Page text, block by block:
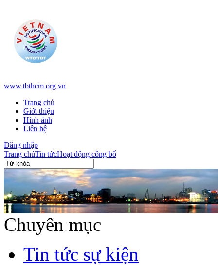
www.tbthcm.org.vn
Trang chủ
Giới thiệu
Hình ảnh
Liên hệ
Đăng nhập
Trang chủTin tứcHoạt động công bố
Chuyên mục
Tin tức sự kiện